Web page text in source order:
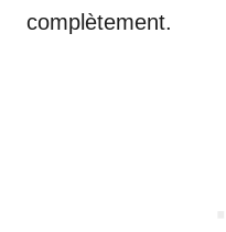
complètement.